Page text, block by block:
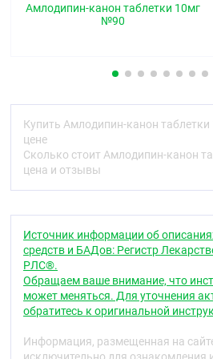
фаской и риской, белого или
блокатор «медленных»
С08СА01
Фармакологические
Фармакодинамика
блокатор «медленных»
(БМКК) II поколения, оказывает
гипотензивное действие.
дигидропиридиновыми
кальциевые каналы, снижает
переход ионов кальция в
степени в гладкомышечные
Антиангинальное действие
Амлодипин-канон таблетки 10мг
№90
Купить Амлодипин-канон
цене
Сколько стоит Амлодипин-канон
цена и отзывы
Источник информации об
средств и БАДов: Регистр
РЛС®.
Обращаем ваше внимание, что
может меняться. Для уточнения
обратитесь к оригинальной
Информация, размещенная на